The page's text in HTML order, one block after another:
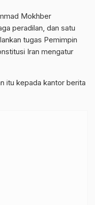
Mokhber
peradilan, dan satu
tugas Pemimpin
Iran mengatur
itu kepada kantor berita